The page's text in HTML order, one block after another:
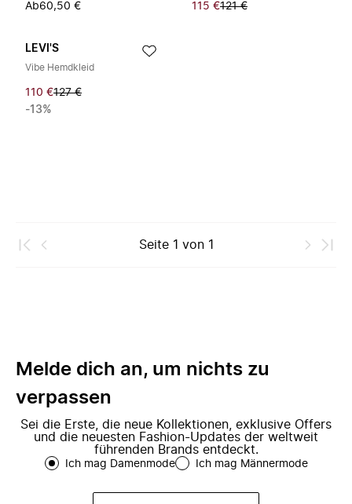
Ab60,50 € 115 €121 €
LEVI'S
Vibe Hemdkleid
110 €127 €
-13%
Seite 1 von 1
Melde dich an, um nichts zu
verpassen
Sei die Erste, die neue Kollektionen, exklusive Offers
und die neuesten Fashion-Updates der weltweit
führenden Brands entdeckt.
Ich mag Damenmode Ich mag Männermode